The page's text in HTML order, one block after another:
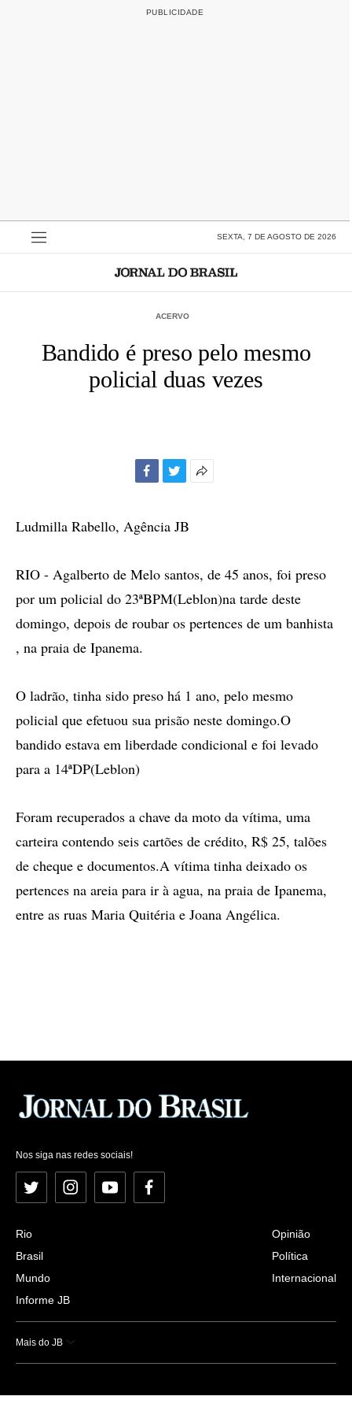
SEXTA, 7 DE AGOSTO DE 2026
ACERVO
Bandido é preso pelo mesmo
policial duas vezes
Ludmilla Rabello, Agência JB
RIO - Agalberto de Melo santos, de 45 anos, foi preso
por um policial do 23ªBPM(Leblon)na tarde deste
domingo, depois de roubar os pertences de um banhista
, na praia de Ipanema.
O ladrão, tinha sido preso há 1 ano, pelo mesmo
policial que efetuou sua prisão neste domingo.O
bandido estava em liberdade condicional e foi levado
para a 14ªDP(Leblon)
Foram recuperados a chave da moto da vítima, uma
carteira contendo seis cartões de crédito, R$ 25, talões
de cheque e documentos.A vítima tinha deixado os
pertences na areia para ir à agua, na praia de Ipanema,
entre as ruas Maria Quitéria e Joana Angélica.
Nos siga nas redes sociais!
Twitter InstagramYouTubeFacebook
Rio
Brasil
Mundo
Informe JB
Opinião
Política
Internacional
Mais do JB
Esportes